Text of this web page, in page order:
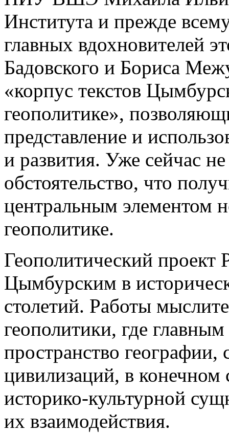
Института и прежде
главных вдохновителей
Бадовского и Бориса
«корпус текстов
геополитике»,
представление и
и развития. Уже сейчас
обстоятельство, что
центральным элементом
геополитике.
Геополитический проект
Цымбурским в
столетий. Работы
геополитики, где главным
пространство географии,
цивилизаций, в конечном
историко-культурной
их взаимодействия.